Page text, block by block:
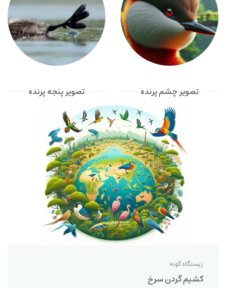
تصویر چشم پرنده تصویر پنجه پرنده
زیستگاه گونه
کشیم گردن سرخ